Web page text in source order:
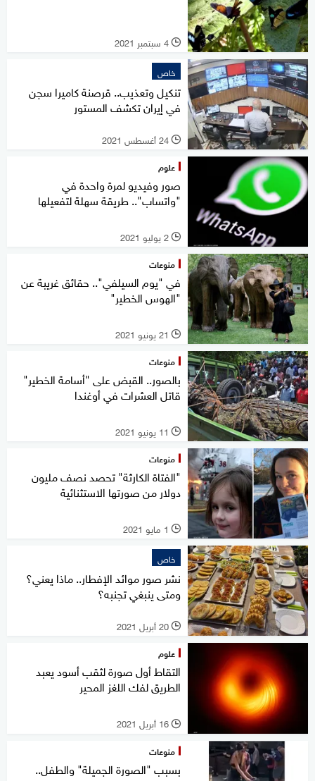
l 4 سبتمبر 2021
خاص
تنكيل وتعذيب.. قرصنة كاميرا سجن
في إيران تكشف المستور
l 24 أغسطس 2021
علوم
صور وفيديو لمرة واحدة في
"واتساب".. طريقة سهلة لتفعيلها
l 2 يوليو 2021
منوعات
في "يوم السيلفي".. حقائق غريبة عن
"الهوس الخطير"
l 21 يونيو 2021
منوعات
بالصور.. القبض على "أسامة الخطير"
قاتل العشرات في أوغندا
l 11 يونيو 2021
منوعات
"الفتاة الكارثة" تحصد نصف مليون
دولار من صورتها الاستثنائية
l 1 مايو 2021
خاص
نشر صور موائد الإفطار.. ماذا يعني؟
ومتى ينبغي تجنبه؟
l 20 أبريل 2021
علوم
التقاط أول صورة لثقب أسود يعبد
الطريق لفك اللغز المحير
l 16 أبريل 2021
منوعات
بسبب "الصورة الجميلة" والطفل..